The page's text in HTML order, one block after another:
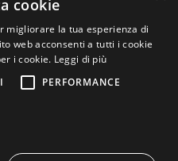
Dott.ssa Sara Bassi VAT
cookie
migliorare la tua esperienza di
web acconsenti a tutti i cookie
i cookie. Leggi di più
PERFORMANCE